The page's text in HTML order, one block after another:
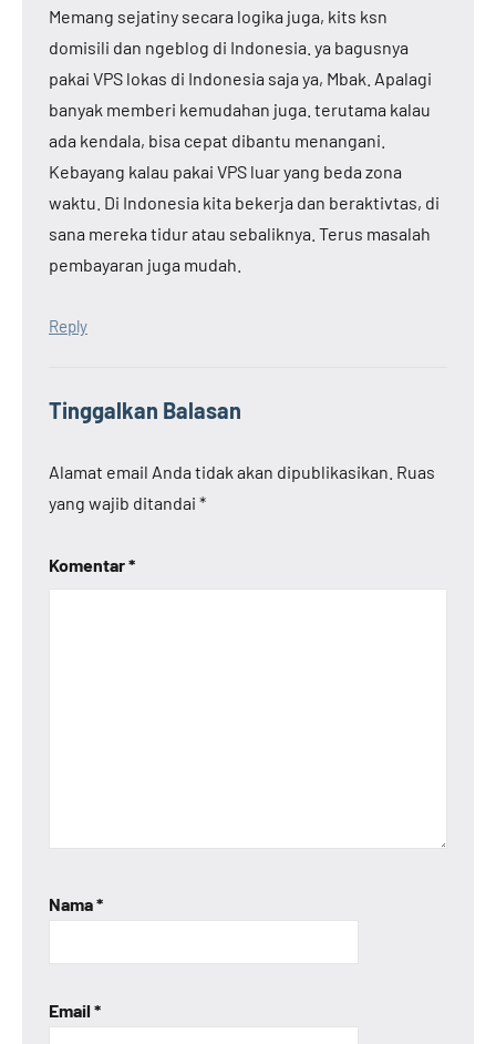
Memang sejatiny secara logika juga, kits ksn
domisili dan ngeblog di Indonesia. ya bagusnya
pakai VPS lokas di Indonesia saja ya, Mbak. Apalagi
banyak memberi kemudahan juga. terutama kalau
ada kendala, bisa cepat dibantu menangani.
Kebayang kalau pakai VPS luar yang beda zona
waktu. Di Indonesia kita bekerja dan beraktivtas, di
sana mereka tidur atau sebaliknya. Terus masalah
pembayaran juga mudah.
Reply
Tinggalkan Balasan
Alamat email Anda tidak akan dipublikasikan. Ruas
yang wajib ditandai *
Komentar*
Nama*
Email *